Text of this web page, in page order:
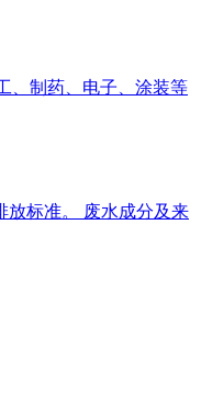
、制药、电子、涂装等
放标准。 废水成分及来